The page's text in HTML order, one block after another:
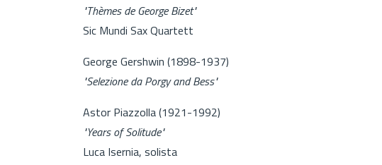
"Thèmes de George Bizet"
Sic Mundi Sax Quartett
George Gershwin (1898-1937)
"Selezione da Porgy and Bess"
Astor Piazzolla (1921-1992)
"Years of Solitude"
Luca Isernia, solista